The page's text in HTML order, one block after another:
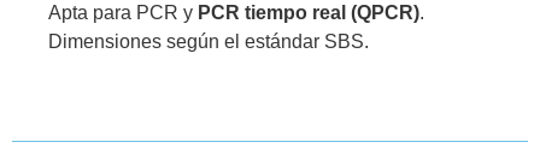
Apta para PCR y PCR tiempo real (QPCR).
Dimensiones según el estándar SBS.